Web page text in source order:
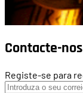
Contacte-nos
Registe-se para